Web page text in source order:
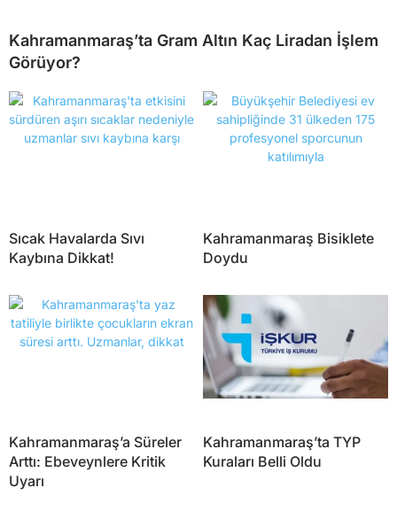
Kahramanmaraş’ta Gram Altın Kaç Liradan İşlem
Görüyor?
Sıcak Havalarda Sıvı
Kaybına Dikkat!
Kahramanmaraş Bisiklete
Doydu
Kahramanmaraş’a Süreler
Arttı: Ebeveynlere Kritik
Uyarı
Kahramanmaraş’ta TYP
Kuraları Belli Oldu